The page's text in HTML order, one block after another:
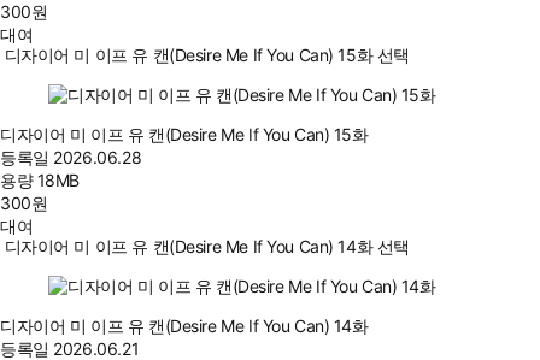
300원
대여
디자이어 미 이프 유 캔(Desire Me If You Can) 15화 선택
디자이어 미 이프 유 캔(Desire Me If You Can) 15화
등록일 2026.06.28
용량18MB
300원
대여
디자이어 미 이프 유 캔(Desire Me If You Can) 14화 선택
디자이어 미 이프 유 캔(Desire Me If You Can) 14화
등록일 2026.06.21